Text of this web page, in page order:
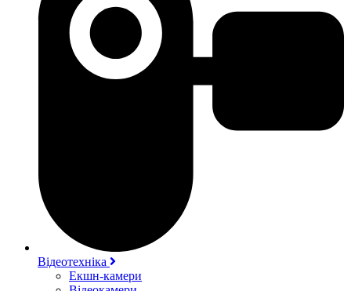
Відеотехніка
Екшн-камери